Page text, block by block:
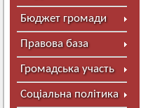
Бюджет громади
Правова база
Громадська участь
Соціальна політика